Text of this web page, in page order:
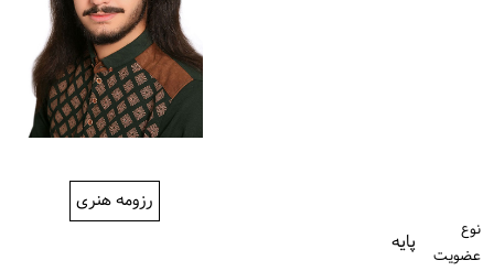
رزومه هنری
نوع
عضویت
پایه